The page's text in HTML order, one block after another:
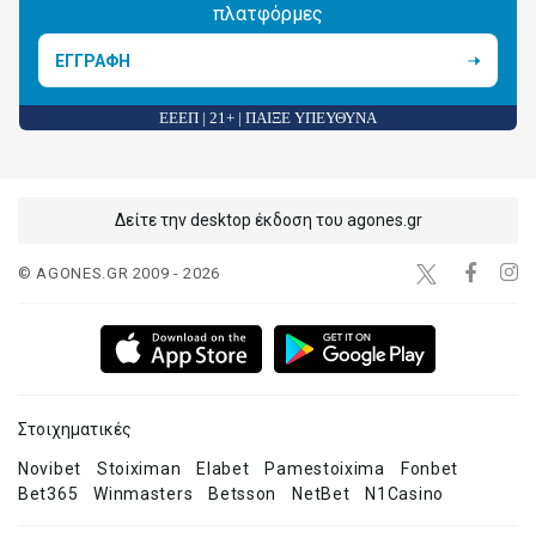
πλατφόρμες
ΕΓΓΡΑΦΗ
ΕΕΕΠ | 21+ | ΠΑΙΞΕ ΥΠΕΥΘΥΝΑ
Δείτε την desktop έκδοση του agones.gr
© AGONES.GR 2009 - 2026
Στοιχηματικές
Novibet Stoiximan Elabet Pamestoixima
Fonbet
Bet365
Winmasters Betsson NetBet N1Casino